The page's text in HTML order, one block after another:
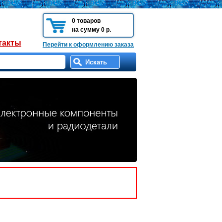
0 товаров
на сумму 0 р.
Перейти к оформлению заказа